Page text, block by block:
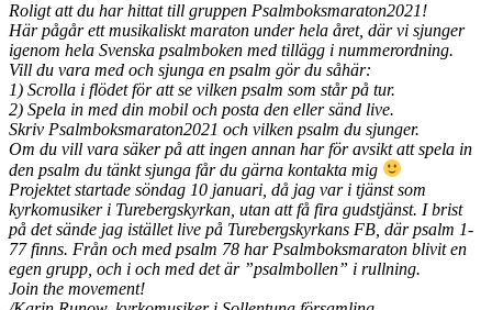
Roligt att du har hittat till gruppen Psalmboksmaraton2021!
Här pågår ett musikaliskt maraton under hela året, där vi sjunger
igenom hela Svenska psalmboken med tillägg i nummerordning.
Vill du vara med och sjunga en psalm gör du såhär:
1) Scrolla i flödet för att se vilken psalm som står på tur.
2) Spela in med din mobil och posta den eller sänd live.
Skriv Psalmboksmaraton2021 och vilken psalm du sjunger.
Om du vill vara säker på att ingen annan har för avsikt att spela in
den psalm du tänkt sjunga får du gärna kontakta mig
Projektet startade söndag 10 januari, då jag var i tjänst som
kyrkomusiker i Turebergskyrkan, utan att få fira gudstjänst. I brist
på det sände jag istället live på Turebergskyrkans FB, där psalm 1-
77 finns. Från och med psalm 78 har Psalmboksmaraton blivit en
egen grupp, och i och med det är ”psalmbollen” i rullning.
Join the movement!